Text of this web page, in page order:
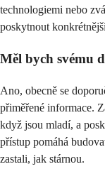
technologiemi nebo
poskytnout
Měl bych svému
Ano, obecně se
přiměřené informace.
když jsou mladí, a
přístup pomáhá
zastali, jak stárnou.